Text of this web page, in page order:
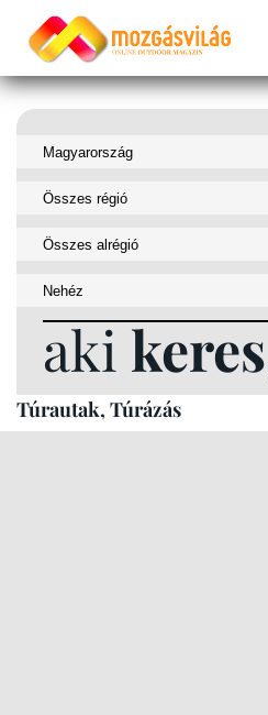
aki keres
Túrautak, Túrázás